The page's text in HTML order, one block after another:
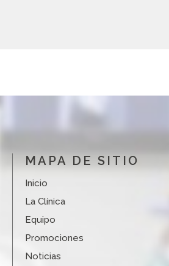
MAPA DE SITIO
Inicio
La Clínica
Equipo
Promociones
Noticias